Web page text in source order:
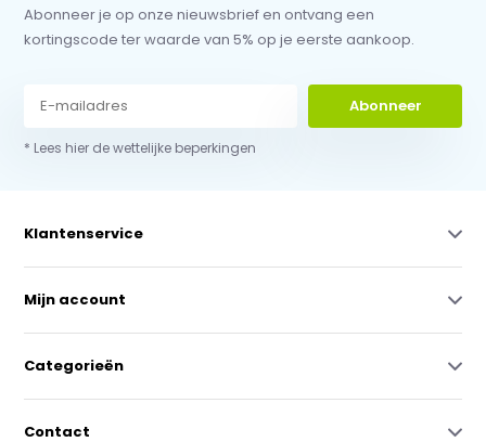
Abonneer je op onze nieuwsbrief en ontvang een
kortingscode ter waarde van 5% op je eerste aankoop.
Abonneer
* Lees hier de wettelijke beperkingen
Klantenservice
Mijn account
Categorieën
Contact